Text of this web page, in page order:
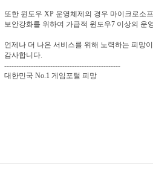
또한 윈도우 XP 운영체제의 경우 마이크로소
보안강화를 위하여 가급적 윈도우7 이상의 운
언제나 더 나은 서비스를 위해 노력하는 피망
감사합니다.
------------------------------------------------
대한민국 No.1 게임포털 피망